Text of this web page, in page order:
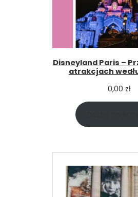
Disneyland Paris –
atrakcjach
0,00 zł